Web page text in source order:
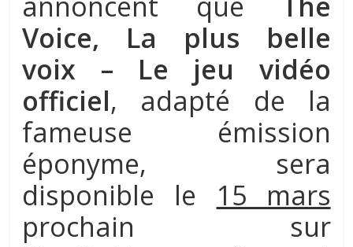
Voice, La plus belle
voix – Le jeu vidéo
officiel, adapté de la
fameuse émission
éponyme, sera
disponible le 15 mars
prochain sur